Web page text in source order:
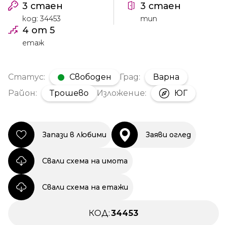
3 стаен
код: 34453
3 стаен
тип
4 от 5
етаж
Статус: Свободен Град:
Варна
Район:
Трошево Изложение: ЮГ
Запази в любими Заяви оглед
Свали схема на имота
Свали схема на етажи
КОД:34453